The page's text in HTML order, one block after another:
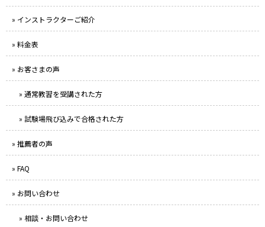
» インストラクターご紹介
» 料金表
» お客さまの声
» 通常教習を受講された方
» 試験場飛び込みで合格された方
» 推薦者の声
» FAQ
» お問い合わせ
» 相談・お問い合わせ